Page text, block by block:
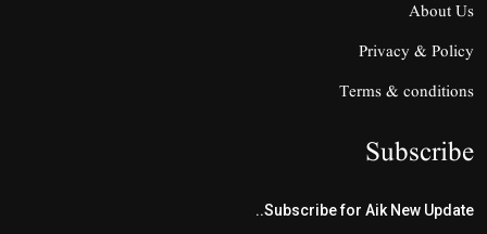
About Us
Privacy & Policy
Terms & conditions
Subscribe
Subscribe for Aik New Update..